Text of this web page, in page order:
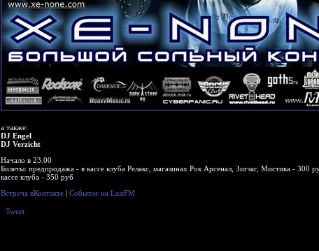
а также:
DJ Engel
DJ Verzicht
Начало в 23.00
Билеты: предпродажа - в кассе клуба Релакс, магазинах Рок Арсенал, Зигзаг, Мистика - 300
кассе клуба - 350 руб
Встреча вКонтакте | Событие на LastFM
Tweet